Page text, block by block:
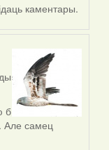
каментары.
б
Але самец